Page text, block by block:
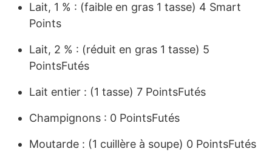
Lait, 1 % : (faible en gras 1 tasse) 4 Smart
Points
Lait, 2 % : (réduit en gras 1 tasse) 5
PointsFutés
Lait entier : (1 tasse) 7 PointsFutés
Champignons : 0 PointsFutés
Moutarde : (1 cuillère à soupe) 0 PointsFutés